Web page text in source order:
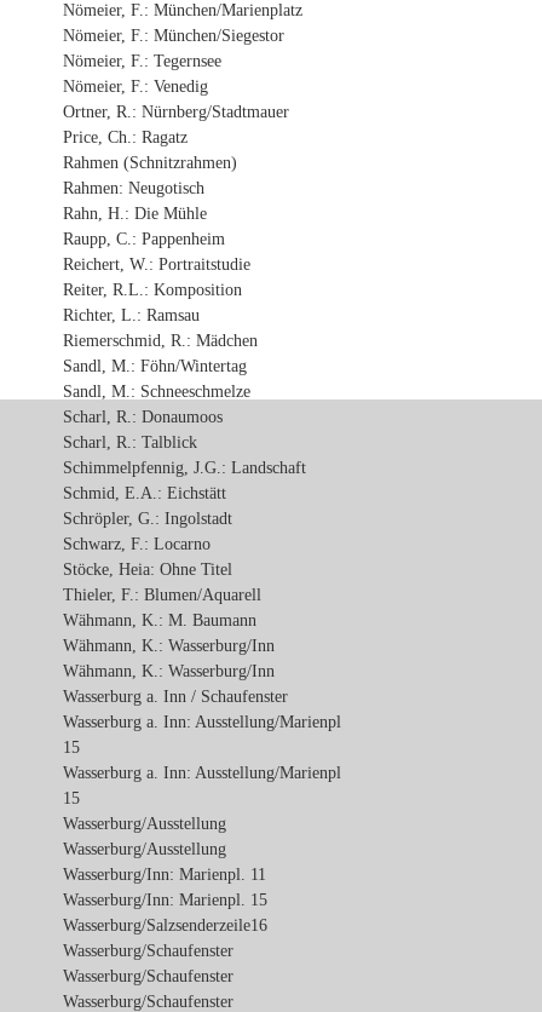
Nömeier, F.: München/Marienplatz
Nömeier, F.: München/Siegestor
Nömeier, F.: Tegernsee
Nömeier, F.: Venedig
Ortner, R.: Nürnberg/Stadtmauer
Price, Ch.: Ragatz
Rahmen (Schnitzrahmen)
Rahmen: Neugotisch
Rahn, H.: Die Mühle
Raupp, C.: Pappenheim
Reichert, W.: Portraitstudie
Reiter, R.L.: Komposition
Richter, L.: Ramsau
Riemerschmid, R.: Mädchen
Sandl, M.: Föhn/Wintertag
Sandl, M.: Schneeschmelze
Scharl, R.: Donaumoos
Scharl, R.: Talblick
Schimmelpfennig, J.G.: Landschaft
Schmid, E.A.: Eichstätt
Schröpler, G.: Ingolstadt
Schwarz, F.: Locarno
Stöcke, Heia: Ohne Titel
Thieler, F.: Blumen/Aquarell
Wähmann, K.: M. Baumann
Wähmann, K.: Wasserburg/Inn
Wähmann, K.: Wasserburg/Inn
Wasserburg a. Inn / Schaufenster
Wasserburg a. Inn: Ausstellung/Marienpl
15
Wasserburg a. Inn: Ausstellung/Marienpl
15
Wasserburg/Ausstellung
Wasserburg/Ausstellung
Wasserburg/Inn: Marienpl. 11
Wasserburg/Inn: Marienpl. 15
Wasserburg/Salzsenderzeile16
Wasserburg/Schaufenster
Wasserburg/Schaufenster
Wasserburg/Schaufenster